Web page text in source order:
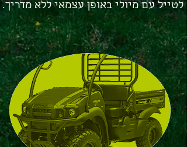
לטייל עם מיולי באופן עצמאי ללא מדריך.